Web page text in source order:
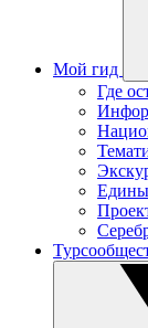
Мой гид
Где